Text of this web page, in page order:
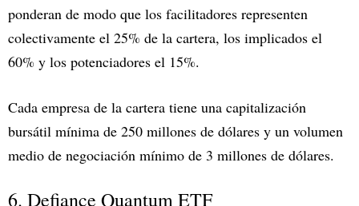
ponderan de modo que los facilitadores representen
colectivamente el 25% de la cartera, los implicados el
60% y los potenciadores el 15%.
Cada empresa de la cartera tiene una capitalización
bursátil mínima de 250 millones de dólares y un volumen
medio de negociación mínimo de 3 millones de dólares.
6. Defiance Quantum ETF